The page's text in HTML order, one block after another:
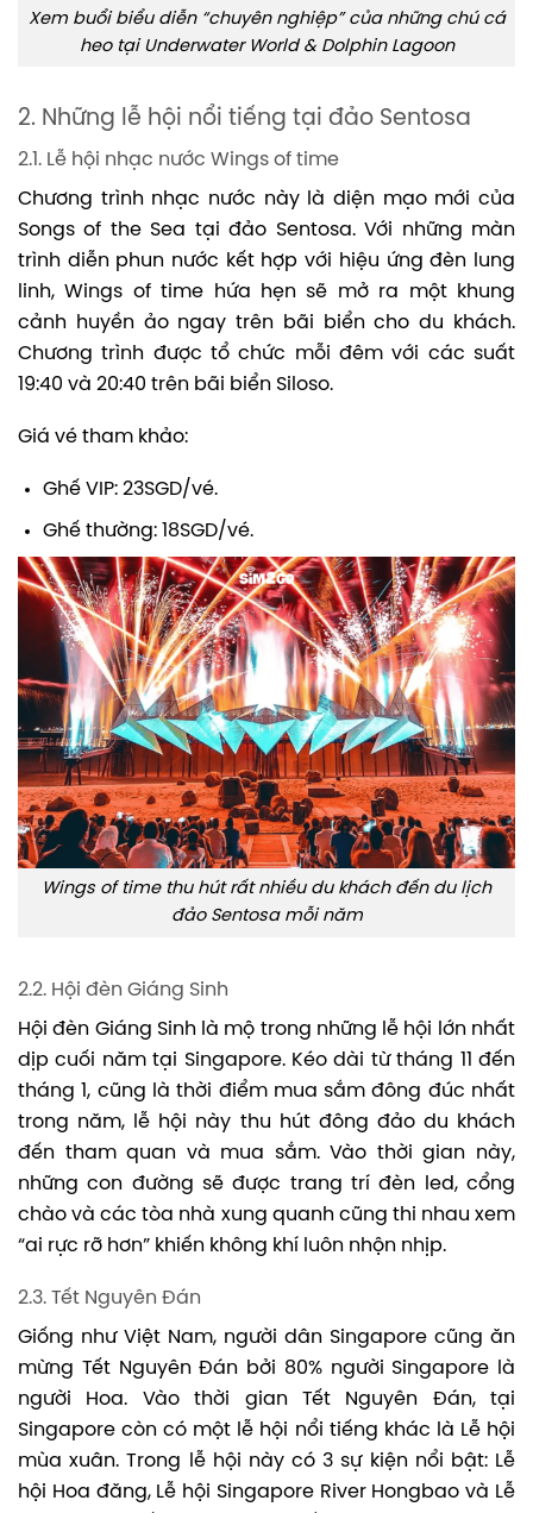
Xem buổi biểu diễn “chuyên nghiệp” của những chú cá
heo tại Underwater World & Dolphin Lagoon
2. Những lễ hội nổi tiếng tại đảo Sentosa
2.1. Lễ hội nhạc nước Wings of time
Chương trình nhạc nước này là diện mạo mới của
Songs of the Sea tại đảo Sentosa. Với những màn
trình diễn phun nước kết hợp với hiệu ứng đèn lung
linh, Wings of time hứa hẹn sẽ mở ra một khung
cảnh huyền ảo ngay trên bãi biển cho du khách.
Chương trình được tổ chức mỗi đêm với các suất
19:40 và 20:40 trên bãi biển Siloso.
Giá vé tham khảo:
Ghế VIP: 23SGD/vé.
Ghế thường: 18SGD/vé.
Wings of time thu hút rất nhiều du khách đến du lịch
đảo Sentosa mỗi năm
2.2. Hội đèn Giáng Sinh
Hội đèn Giáng Sinh là mộ trong những lễ hội lớn nhất
dịp cuối năm tại Singapore. Kéo dài từ tháng 11 đến
tháng 1, cũng là thời điểm mua sắm đông đúc nhất
trong năm, lễ hội này thu hút đông đảo du khách
đến tham quan và mua sắm. Vào thời gian này,
những con đường sẽ được trang trí đèn led, cổng
chào và các tòa nhà xung quanh cũng thi nhau xem
“ai rực rỡ hơn” khiến không khí luôn nhộn nhịp.
2.3. Tết Nguyên Đán
Giống như Việt Nam, người dân Singapore cũng ăn
mừng Tết Nguyên Đán bởi 80% người Singapore là
người Hoa. Vào thời gian Tết Nguyên Đán, tại
Singapore còn có một lễ hội nổi tiếng khác là Lễ hội
mùa xuân. Trong lễ hội này có 3 sự kiện nổi bật: Lễ
hội Hoa đăng, Lễ hội Singapore River Hongbao và Lễ